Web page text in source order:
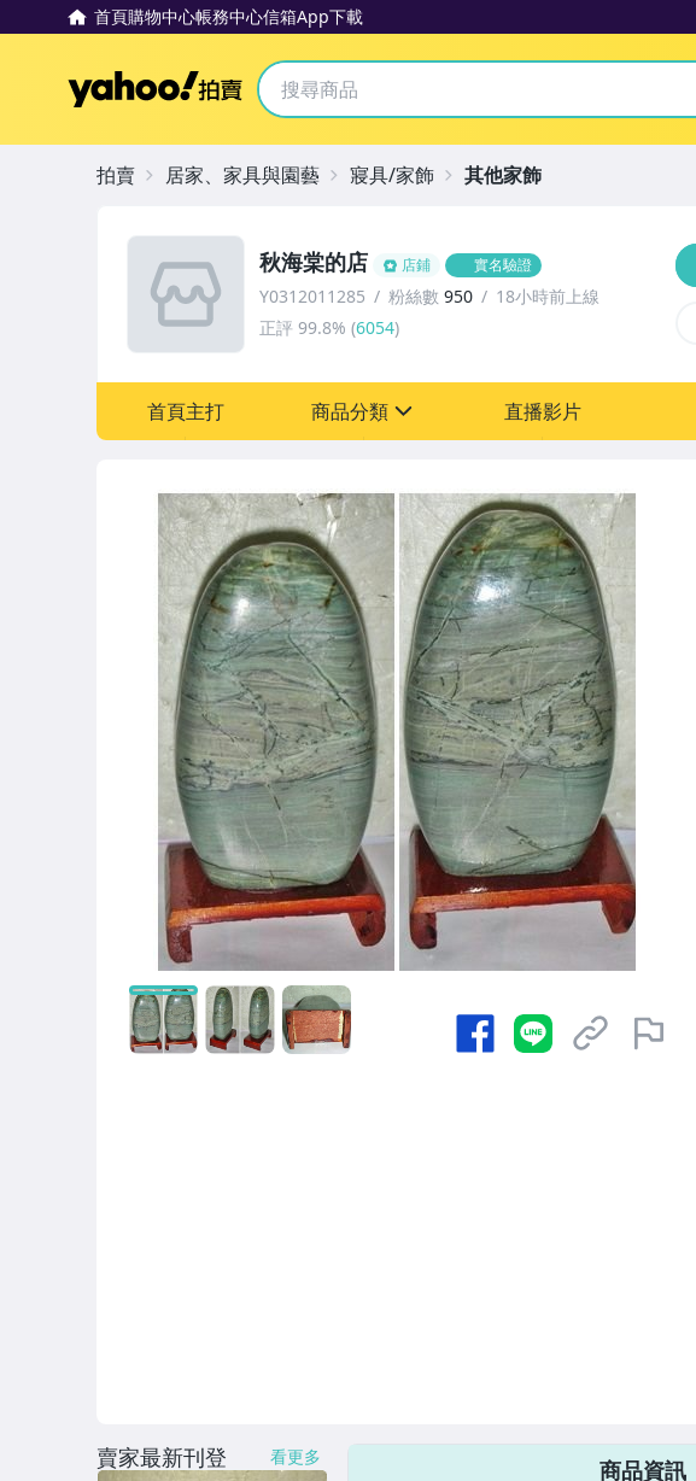
首頁購物中心帳務中心信箱App下載
Yahoo拍賣
秋海棠的店 店鋪 實名驗證
Y0312011285 粉絲數 950
18小時前上線
正評 99.8% (6054)
首頁主打 商品分類 直播影片
拍賣 居家、家具與園藝 寢具/家飾 其他家飾
商品資訊
賣家最新刊登 看更多